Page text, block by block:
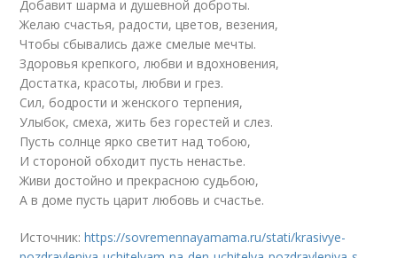
Добавит шарма и душевной доброты.
Желаю счастья, радости, цветов, везения,
Чтобы сбывались даже смелые мечты.
Здоровья крепкого, любви и вдохновения,
Достатка, красоты, любви и грез.
Сил, бодрости и женского терпения,
Улыбок, смеха, жить без горестей и слез.
Пусть солнце ярко светит над тобою,
И стороной обходит пусть ненастье.
Живи достойно и прекрасною судьбою,
А в доме пусть царит любовь и счастье.
Источник:https://sovremennayamama.ru/stati/krasivye-